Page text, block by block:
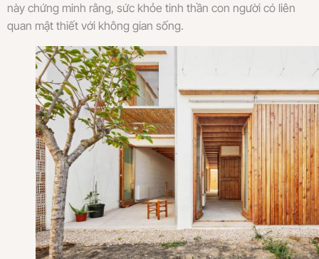
này chứng minh rằng, sức khỏe tinh thần con người có liên
quan mật thiết với không gian sống.